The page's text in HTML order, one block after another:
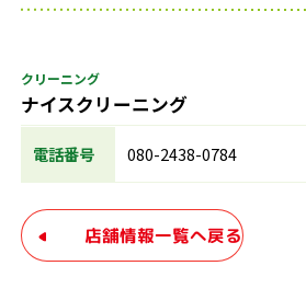
クリーニング
ナイスクリーニング
電話番号 080-2438-0784
店舗情報一覧へ戻る